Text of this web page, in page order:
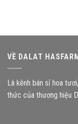
VỀ DALAT
Là kênh bán sỉ hoa
thức của thương hiệu